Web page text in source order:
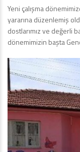
Yeni çalışma
yararına düzenlemiş
dostlarımız ve değerli
dönemimizin başta